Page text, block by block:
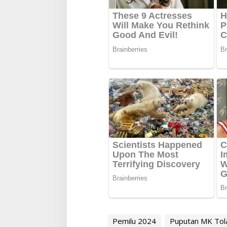
Pemilu 2024 Puputan MK